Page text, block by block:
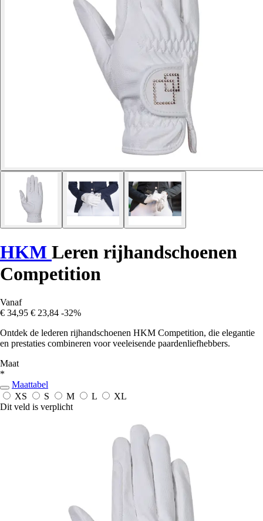
HKM Leren rijhandschoenen
Competition
Vanaf
€ 34,95 € 23,84 -32%
Ontdek de lederen rijhandschoenen HKM Competition, die elegantie
en prestaties combineren voor veeleisende paardenliefhebbers.
Maat
*
Maattabel
XS
S M L
XL
Dit veld is verplicht